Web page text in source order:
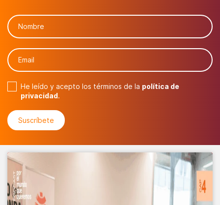
He leído y acepto los términos de la política de
privacidad.